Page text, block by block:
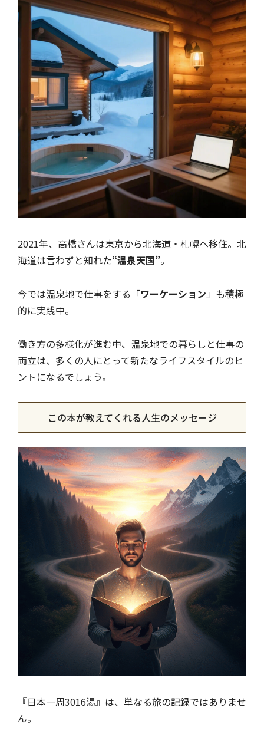
2021年、高橋さんは東京から北海道・札幌へ移住。北
海道は言わずと知れた“温泉天国”。
今では温泉地で仕事をする「ワーケーション」も積極
的に実践中。
働き方の多様化が進む中、温泉地での暮らしと仕事の
両立は、多くの人にとって新たなライフスタイルのヒ
ントになるでしょう。
この本が教えてくれる人生のメッセージ
『日本一周3016湯』は、単なる旅の記録ではありませ
ん。